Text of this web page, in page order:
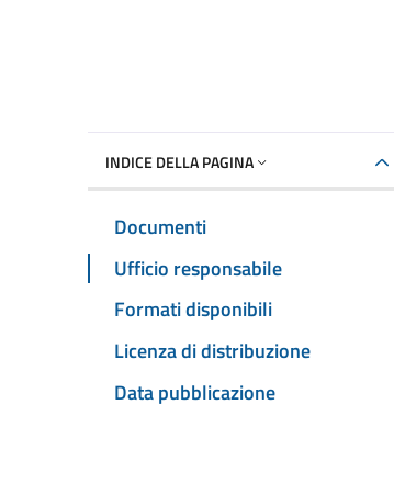
INDICE DELLA PAGINA
Documenti
Ufficio responsabile
Formati disponibili
Licenza di distribuzione
Data pubblicazione